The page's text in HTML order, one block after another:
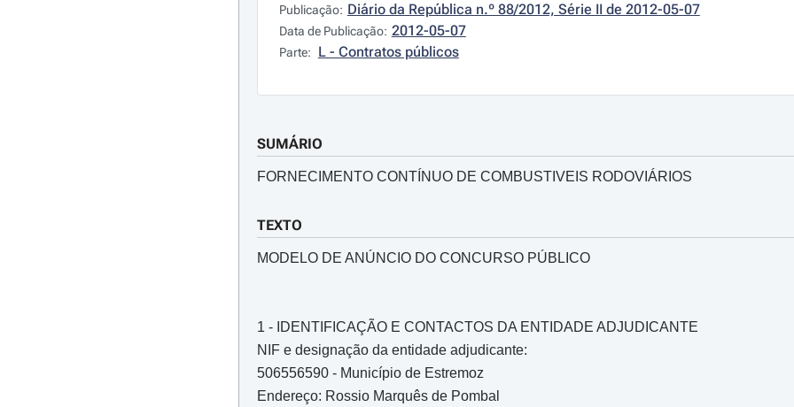
Publicação: Diário da República n.º 88/2012, Série II de 2012-05-07
Data de Publicação: 2012-05-07
Parte: L - Contratos públicos
SUMÁRIO
FORNECIMENTO CONTÍNUO DE COMBUSTIVEIS RODOVIÁRIOS
TEXTO
MODELO DE ANÚNCIO DO CONCURSO PÚBLICO
1 - IDENTIFICAÇÃO E CONTACTOS DA ENTIDADE ADJUDICANTE
NIF e designação da entidade adjudicante:
506556590 - Município de Estremoz
Endereço: Rossio Marquês de Pombal